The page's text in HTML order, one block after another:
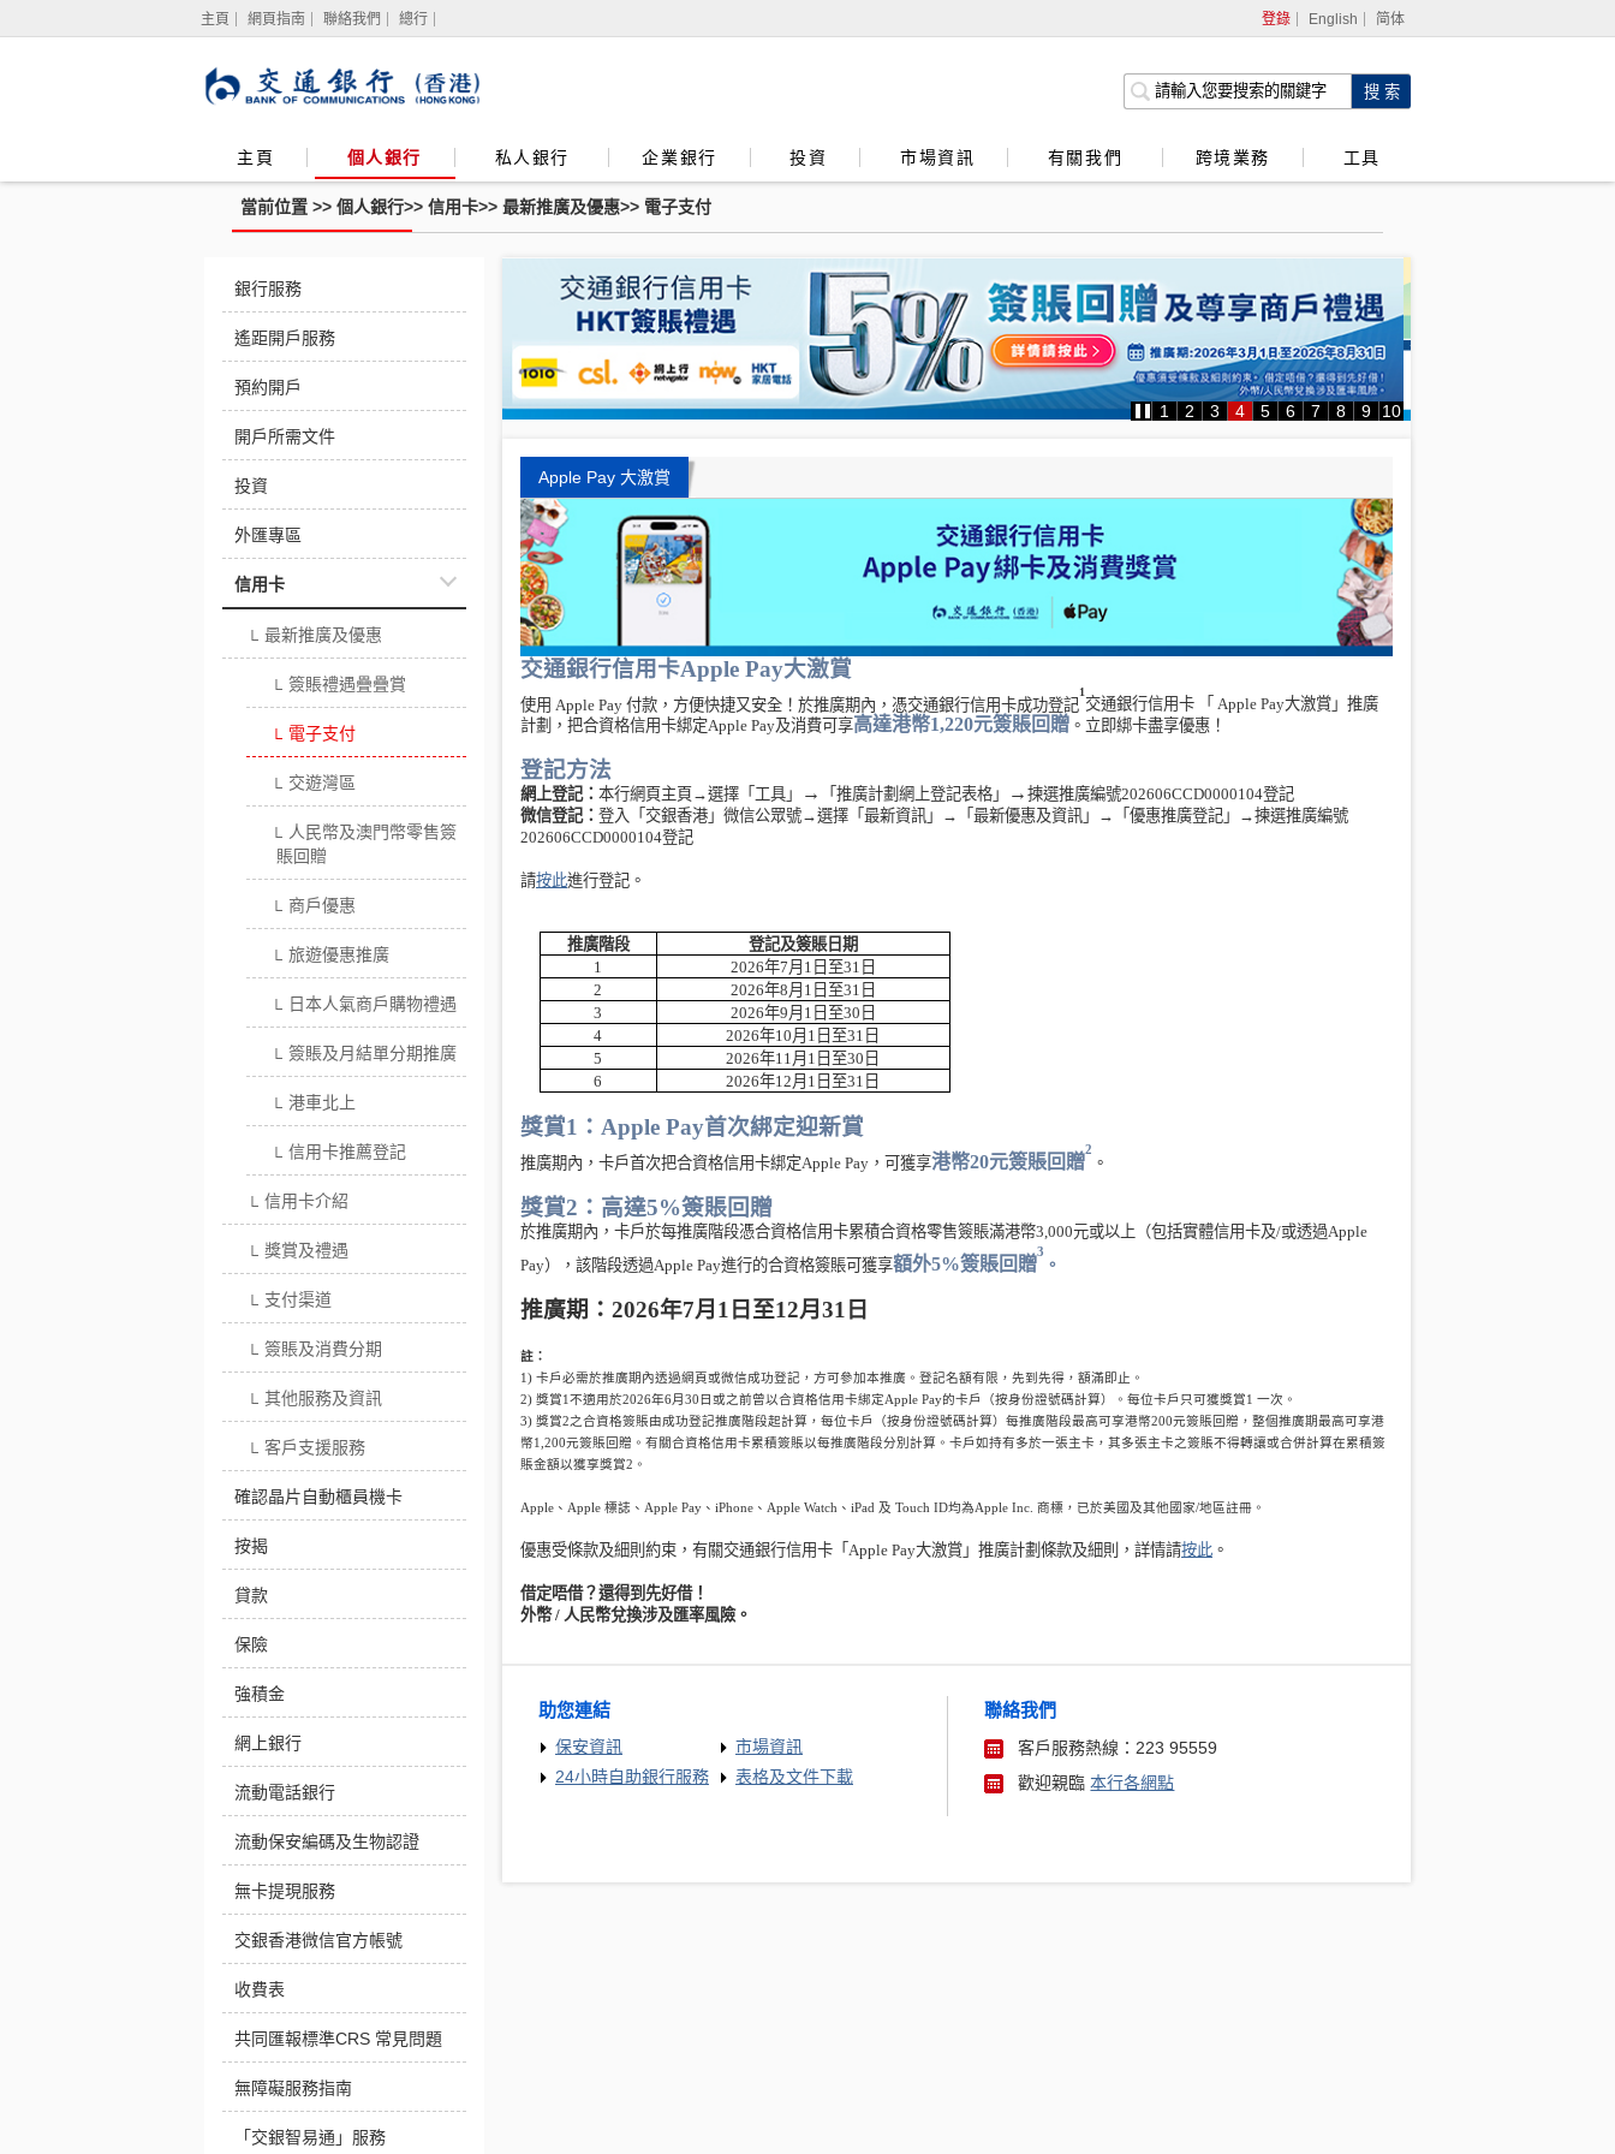
主頁 網頁指南 聯絡我們 總行 登錄 English 简体
強積金服務
主頁 個人銀行 私人銀行 企業銀行 投資 市場資訊 有關我們 跨境業務 工具
當前位置 >> 個人銀行>> 信用卡>> 最新推廣及優惠>> 電子支付
銀行服務
遙距開戶服務
預約開戶
開戶所需文件
投資
外匯專區
信用卡
└ 最新推廣及優惠
└ 簽賬禮遇疊疊賞
└ 電子支付
└ 交遊灣區
└ 人民幣及澳門幣零售簽
賬回贈
└ 商戶優惠
└ 旅遊優惠推廣
└ 日本人氣商戶購物禮遇
└ 簽賬及月結單分期推廣
└ 港車北上
└ 信用卡推薦登記
└ 信用卡介紹
└ 獎賞及禮遇
└ 支付渠道
└ 簽賬及消費分期
└ 其他服務及資訊
└ 客戶支援服務
確認晶片自動櫃員機卡
按揭
貸款
保險
強積金
網上銀行
流動電話銀行
流動保安編碼及生物認證
無卡提現服務
交銀香港微信官方帳號
收費表
共同匯報標準CRS 常見問題
無障礙服務指南
「交銀智易通」服務
1 2 3 4 5 6 7 8 9 10
Apple Pay 大激賞
交通銀行信用卡Apple Pay大激賞
使用 Apple Pay 付款，方便快捷又安全！於推廣期內，憑交通銀行信用卡成功登記
1
交通銀行信用卡 「 Apple Pay大激賞」推廣
計劃，把合資格信用卡綁定Apple Pay及消費可享高達港幣1,220元簽賬回贈 。立即綁卡盡享優惠！
登記方法
網上登記： 本行網頁主頁 →選擇「工具」 → 「推廣計劃網上登記表格」 → 揀選推廣編號202606CCD0000104登記
微信登記： 登入「交銀香港」微信公眾號→選擇「最新資訊」 → 「最新優惠及資訊」→ 「優惠推廣登記」 →揀選推廣編號
202606CCD0000104登記
請按此進行登記。
推廣階段
登記及簽賬日期
1
2026年7月 1日至31 日
2
2026年8月 1日至31日
3
2026年9月 1日至30 日
4
2026年10月 1日至31 日
5
2026年11月 1日至30 日
6
2026年12月 1日至31 日
獎賞1：Apple Pay首次綁定迎新賞
推廣期內，卡戶首次把合資格信用卡綁定Apple Pay ，可獲享港幣20元簽賬回贈
2
。
獎賞2：高達5%簽賬回贈
於推廣期內，卡戶於每推廣階段憑合資格信用卡累積合資格零售簽賬滿港幣3,000元或以上（包括實體信用卡及/或透過Apple
Pay），該階段透過Apple Pay進行的合資格簽賬可獲享額外5%簽賬回贈
3
。
推廣期：2026年7月1日至12月31日
註：
1) 卡戶必需於推廣期內透過網頁或微信成功登記，方可參加本推廣。登記名額有限，先到先得，額滿即止。
2) 獎賞1不適用於2026年6月30日或之前曾以合資格信用卡綁定Apple Pay的卡戶（按身份證號碼計算）。每位卡戶只可獲獎賞1 一次。
3) 獎賞2之合資格簽賬由成功登記推廣階段起計算，每位卡戶（按身份證號碼計算）每推廣階段最高可享港幣200元簽賬回贈，整個推廣期最高可享港
幣1,200元簽賬回贈。有關合資格信用卡累積簽賬以每推廣階段分別計算。卡戶如持有多於一張主卡，其多張主卡之簽賬不得轉讓或合併計算在累積簽
賬金額以獲享獎賞2。
Apple、Apple 標誌、Apple Pay、iPhone、Apple Watch、iPad 及 Touch ID均為Apple Inc. 商標，已於美國及其他國家/地區註冊。
優惠受條款及細則約束，有關交通銀行信用卡「Apple Pay大激賞」推廣計劃條款及細則，詳情請按此 。
借定唔借？還得到先好借！
外幣 / 人民幣兌換涉及匯率風險。
助您連結
保安資訊
市場資訊
24小時自助銀行服務
表格及文件下載
聯絡我們
客戶服務熱線：223 95559
歡迎親臨本行各網點